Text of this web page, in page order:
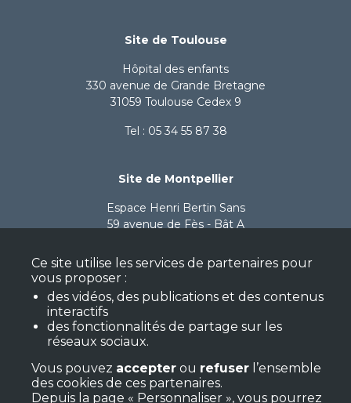
Site de Toulouse
Hôpital des enfants
330 avenue de Grande Bretagne
31059 Toulouse Cedex 9
Tel : 05 34 55 87 38
Site de Montpellier
Espace Henri Bertin Sans
59 avenue de Fès - Bât A
Tel : 06 71 96 50 21
Nous suivre
Ce site utilise les services de partenaires pour
vous proposer :
des vidéos, des publications et des contenus
interactifs
des fonctionnalités de partage sur les
réseaux sociaux.
Vous pouvez accepter ou refuser l’ensemble
des cookies de ces partenaires.
Depuis la page « Personnaliser », vous pourrez